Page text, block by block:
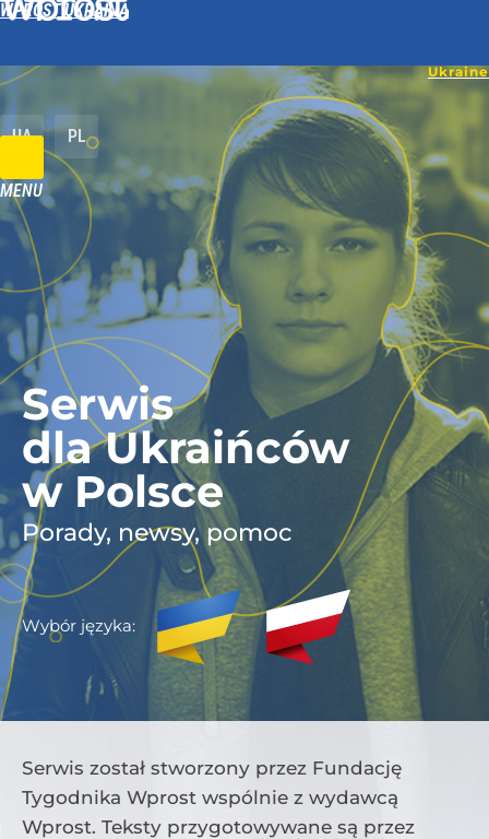
WPROST UKRAINA
UA PL
MENU
Serwis
dla Ukraińców
w Polsce
Porady, newsy, pomoc
Wybór języka:
Serwis został stworzony przez Fundację
Tygodnika Wprost wspólnie z wydawcą
Wprost. Teksty przygotowywane są przez